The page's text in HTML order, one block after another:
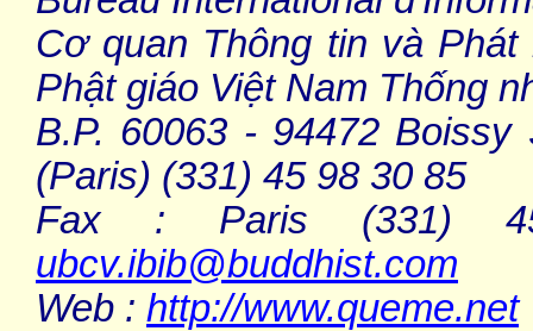
Cơ quan Thông tin và
Phật giáo Việt Nam Thống
B.P. 60063 - 94472
(Paris) (331) 45 98 30 85
Fax : Paris (331)
ubcv.ibib@buddhist.com
Web : http://www.queme.net